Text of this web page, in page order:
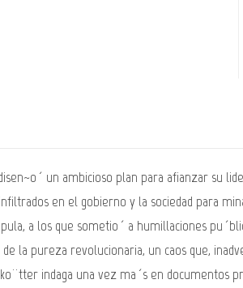
un ambicioso plan para afianzar su
en el gobierno y la sociedad para
a los que sometio´ a humillaciones
la pureza revolucionaria, un caos que,
indaga una vez ma´s en documentos